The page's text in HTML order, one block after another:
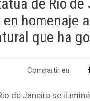
de Rio
homenaje
que ha
Compartir en:
de Janeiro se